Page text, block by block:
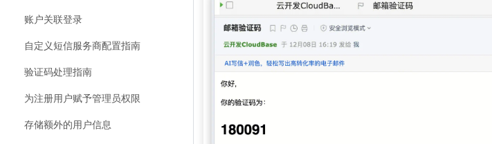
账户关联登录
自定义短信服务商配置指南
验证码处理指南
为注册用户赋予管理员权限
存储额外的用户信息